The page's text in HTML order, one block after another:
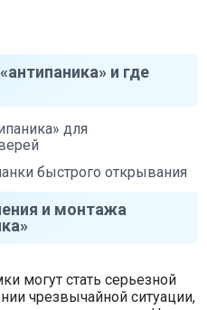
и где
для
быстрого открывания
и монтажа
могут стать серьезной
чрезвычайной ситуации,